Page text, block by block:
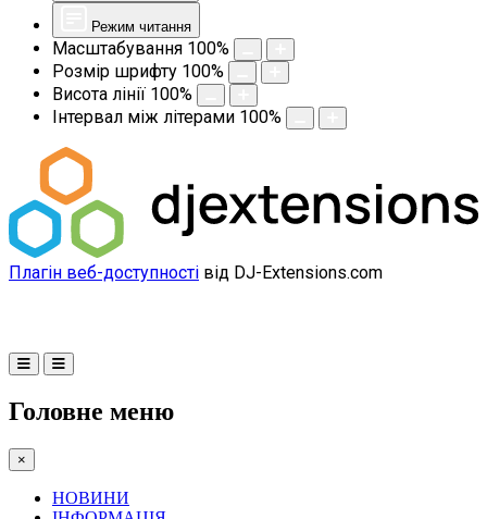
Режим читання
Масштабування 100%
Розмір шрифту 100%
Висота лінії 100%
Інтервал між літерами 100%
Плагін веб-доступності від DJ-Extensions.com
Головне меню
×
НОВИНИ